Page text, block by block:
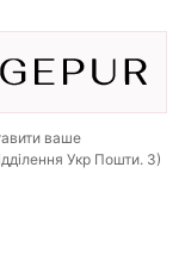
ваше
Укр Пошти. 3)